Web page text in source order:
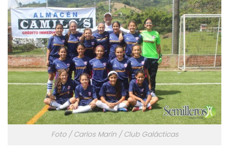
Foto / Carlos Marín / Club Galácticas